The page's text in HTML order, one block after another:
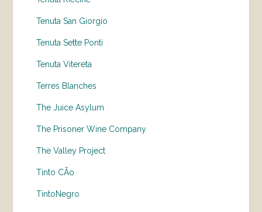
Tenuta San Giorgio
Tenuta Sette Ponti
Tenuta Vitereta
Terres Blanches
The Juice Asylum
The Prisoner Wine Company
The Valley Project
Tinto CÃo
TintoNegro